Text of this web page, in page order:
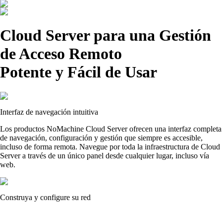
Cloud Server para una Gestión
de Acceso Remoto
Potente y Fácil de Usar
Interfaz de navegación intuitiva
Los productos NoMachine Cloud Server ofrecen una interfaz completa
de navegación, configuración y gestión que siempre es accesible,
incluso de forma remota. Navegue por toda la infraestructura de Cloud
Server a través de un único panel desde cualquier lugar, incluso vía
web.
Construya y configure su red